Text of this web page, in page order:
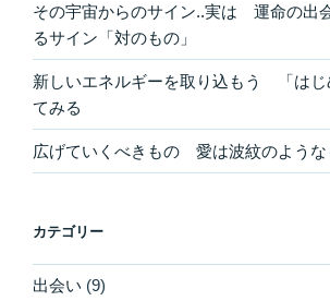
その宇宙からのサイン..実は 運命の出
るサイン「対のもの」
新しいエネルギーを取り込もう 「はじ
てみる
広げていくべきもの 愛は波紋のような
カテゴリー
出会い (9)